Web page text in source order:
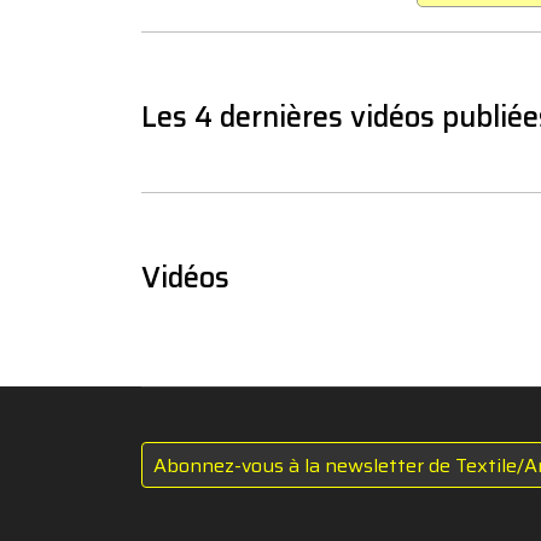
Les 4 dernières vidéos
Vidéos
Abonnez-vous à la newsletter de Textile/